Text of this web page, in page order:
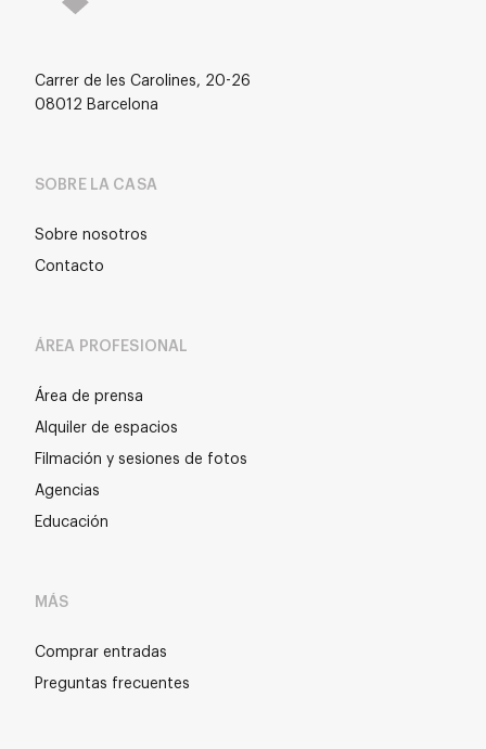
Carrer de les Carolines, 20-26
08012 Barcelona
SOBRE LA CASA
Sobre nosotros
Contacto
ÁREA PROFESIONAL
Área de prensa
Alquiler de espacios
Filmación y sesiones de fotos
Agencias
Educación
MÁS
Comprar entradas
Preguntas frecuentes